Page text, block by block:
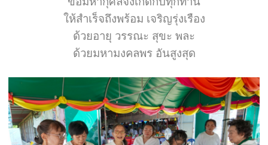
ให้สำเร็จถึงพร้อม เจริญรุ่งเรือง
ด้วยอายุ วรรณะ สุขะ พละ
ด้วยมหามงคลพร อันสูงสุด